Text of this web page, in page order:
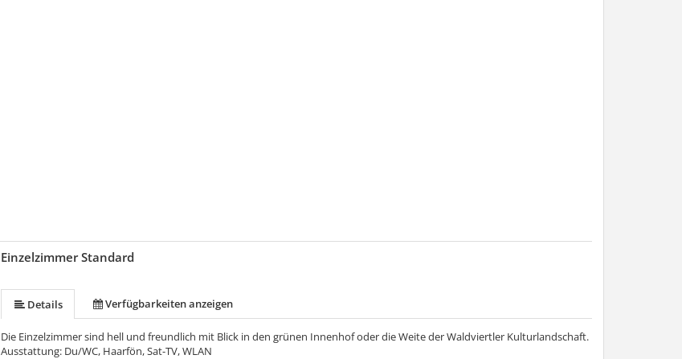
Einzelzimmer Standard
Details Verfügbarkeiten anzeigen
Die Einzelzimmer sind hell und freundlich mit Blick in den grünen Innenhof oder die Weite der Waldviertler Kulturlandschaft.
Ausstattung: Du/WC, Haarfön, Sat-TV, WLAN